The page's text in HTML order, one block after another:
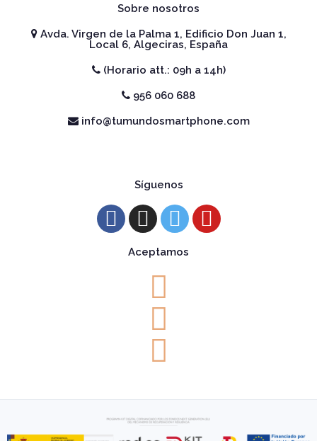
Sobre nosotros
Avda. Virgen de la Palma 1, Edificio Don Juan 1,
Local 6, Algeciras, España
(Horario att.: 09h a 14h)
956 060 688
info@tumundosmartphone.com
Síguenos
Aceptamos